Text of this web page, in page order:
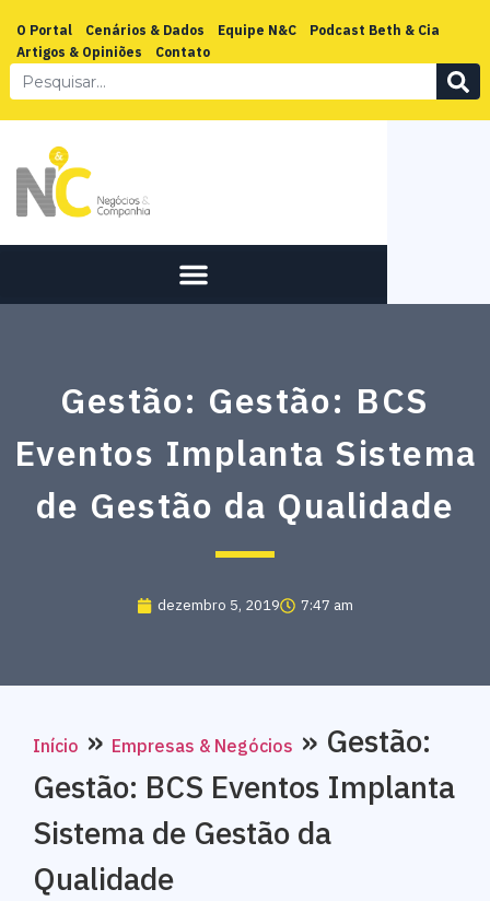
O Portal Cenários & Dados Equipe N&C
Podcast Beth & Cia
Artigos & Opiniões
Contato
Gestão: Gestão: BCS
Eventos Implanta Sistema
de Gestão da Qualidade
dezembro 5, 2019 7:47 am
Início » Empresas & Negócios » Gestão:
Gestão: BCS Eventos Implanta
Sistema de Gestão da
Qualidade